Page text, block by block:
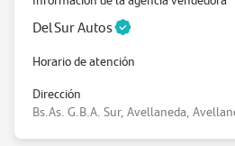
Del Sur Autos
Horario de atención
Dirección
Bs.As. G.B.A. Sur, Avellaneda,